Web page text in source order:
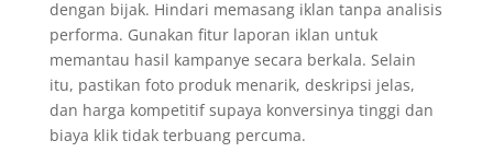
dengan bijak. Hindari memasang iklan tanpa analisis
performa. Gunakan fitur laporan iklan untuk
memantau hasil kampanye secara berkala. Selain
itu, pastikan foto produk menarik, deskripsi jelas,
dan harga kompetitif supaya konversinya tinggi dan
biaya klik tidak terbuang percuma.